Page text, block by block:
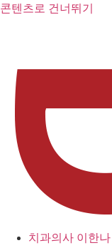
콘텐츠로 건너뛰기
치과의사 이한나